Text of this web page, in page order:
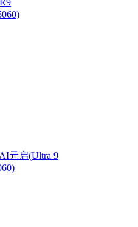
元启(Ultra 9